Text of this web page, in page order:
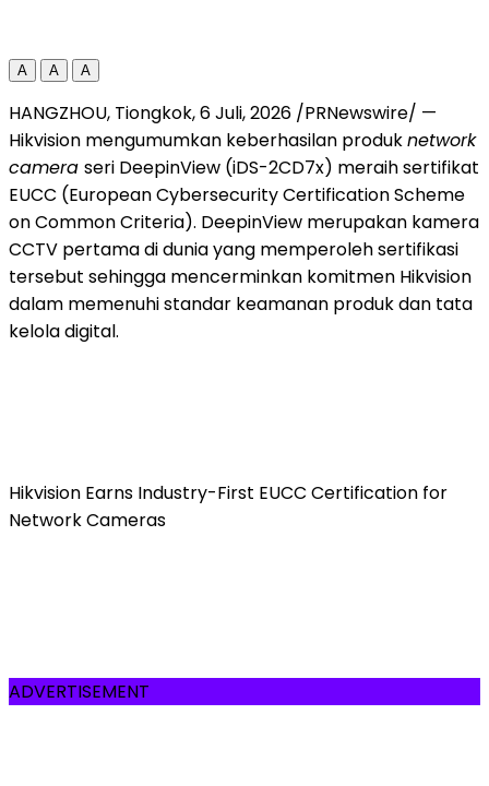
A A A
HANGZHOU, Tiongkok,6 Juli, 2026 /PRNewswire/ —
Hikvision mengumumkan keberhasilan produknetwork
camera seri DeepinView (iDS-2CD7x) meraih sertifikat
EUCC (European Cybersecurity Certification Scheme
on Common Criteria). DeepinView merupakan kamera
CCTV pertama di dunia yang memperoleh sertifikasi
tersebut sehingga mencerminkan komitmen Hikvision
dalam memenuhi standar keamanan produk dan tata
kelola digital.
Hikvision Earns Industry-First EUCC Certification for
Network Cameras
ADVERTISEMENT